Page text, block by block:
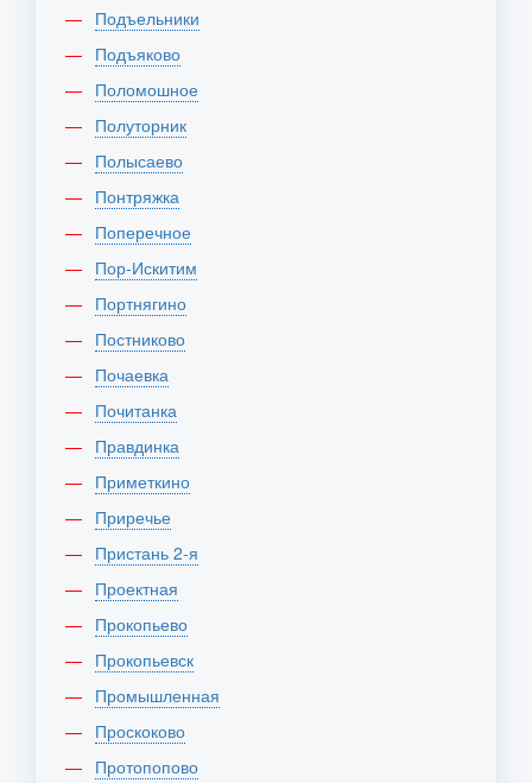
Подъельники
Подъяково
Поломошное
Полуторник
Полысаево
Понтряжка
Поперечное
Пор-Искитим
Портнягино
Постниково
Почаевка
Почитанка
Правдинка
Приметкино
Приречье
Пристань 2-я
Проектная
Прокопьево
Прокопьевск
Промышленная
Проскоково
Протопопово